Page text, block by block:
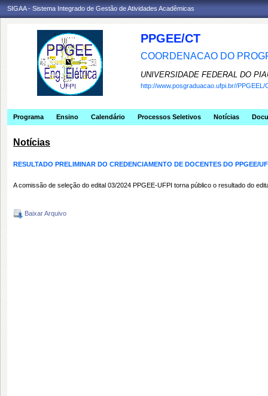
SIGAA - Sistema Integrado de Gestão de Atividades Acadêmicas
PPGEE/CT
COORDENACAO DO
UNIVERSIDADE FEDERAL DO
http://www.posgraduacao.ufpi.br//PPGEEL/
Programa Ensino Calendário Processos Seletivos Notícias
Notícias
RESULTADO PRELIMINAR DO CREDENCIAMENTO DE DOCENTES DO PPGEE/
A comissão de seleção do edital 03/2024 PPGEE-UFPI torna público o resultado do
Baixar Arquivo